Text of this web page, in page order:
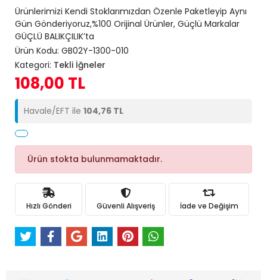
Ürünlerimizi Kendi Stoklarımızdan Özenle Paketleyip Aynı
Gün Gönderiyoruz,%100 Orijinal Ürünler, Güçlü Markalar
GÜÇLÜ BALIKÇILIK’ta
Ürün Kodu: GB02Y-1300-010
Kategori: Tekli İğneler
108,00 TL
Havale/EFT ile 104,76 TL
Ürün stokta bulunmamaktadır.
Hızlı Gönderi Güvenli Alışveriş İade ve Değişim